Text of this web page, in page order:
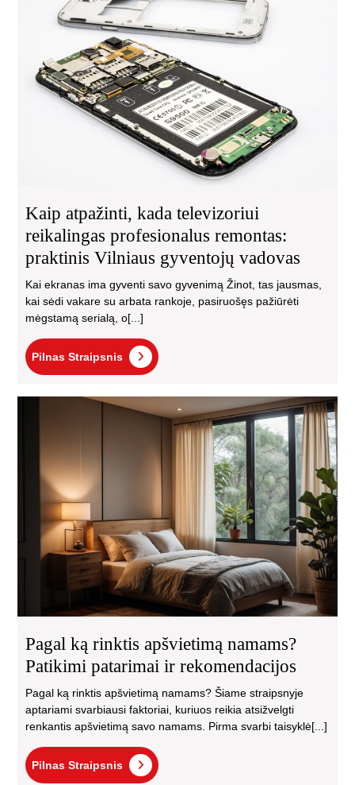
Kaip atpažinti, kada televizoriui
reikalingas profesionalus remontas:
praktinis Vilniaus gyventojų vadovas
Kai ekranas ima gyventi savo gyvenimą Žinot, tas jausmas,
kai sėdi vakare su arbata rankoje, pasiruošęs pažiūrėti
mėgstamą serialą, o[...]
Pilnas Straipsnis
Pilnas
Straipsnis
Pagal ką rinktis apšvietimą namams?
Patikimi patarimai ir rekomendacijos
Pagal ką rinktis apšvietimą namams? Šiame straipsnyje
aptariami svarbiausi faktoriai, kuriuos reikia atsižvelgti
renkantis apšvietimą savo namams. Pirma svarbi taisyklė[...]
Pilnas Straipsnis
Pilnas
Straipsnis